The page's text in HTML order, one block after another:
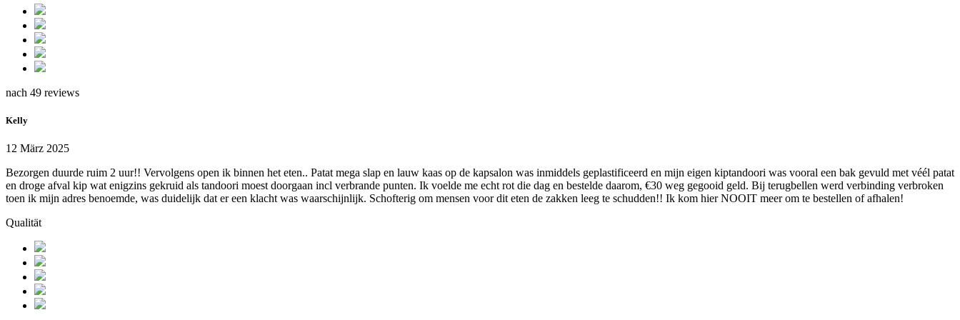
nach 49 reviews
Kelly
12 März 2025
Bezorgen duurde ruim 2 uur!! Vervolgens open ik binnen het eten.. Patat mega slap en lauw kaas op de kapsalon was inmiddels geplastificeerd en mijn eigen kiptandoori was vooral een bak gevuld met véél patat
en droge afval kip wat enigzins gekruid als tandoori moest doorgaan incl verbrande punten. Ik voelde me echt rot die dag en bestelde daarom, €30 weg gegooid geld. Bij terugbellen werd verbinding verbroken
toen ik mijn adres benoemde, was duidelijk dat er een klacht was waarschijnlijk. Schofterig om mensen voor dit eten de zakken leeg te schudden!! Ik kom hier NOOIT meer om te bestellen of afhalen!
Qualität